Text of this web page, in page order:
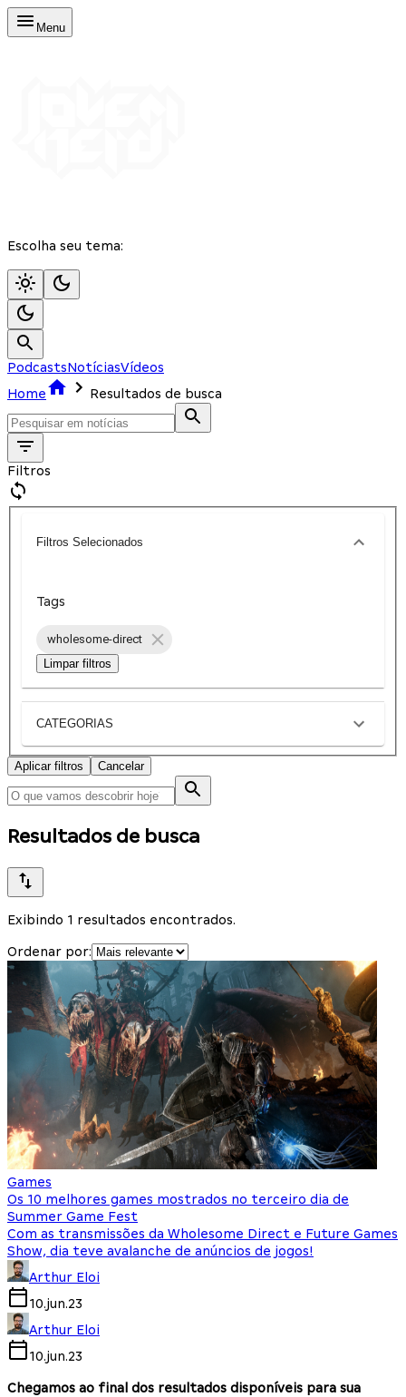
Menu
Escolha seu tema:
PodcastsNotíciasVídeos
Home
Resultados de busca
Filtros
Filtros Selecionados
Tags
wholesome-direct
Limpar filtros
CATEGORIAS
Aplicar filtros Cancelar
Resultados de busca
Exibindo 1 resultados encontrados.
Ordenar por:
Games
Os 10 melhores games mostrados no terceiro dia de
Summer Game Fest
Com as transmissões da Wholesome Direct e Future Games
Show, dia teve avalanche de anúncios de jogos!
Arthur Eloi
10.jun.23
Arthur Eloi
10.jun.23
Chegamos ao final dos resultados disponíveis para sua